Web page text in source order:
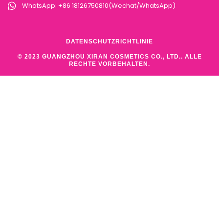
WhatsApp: +86 18126750810(Wechat/WhatsApp)
© 2023 GUANGZHOU XIRAN COSMETICS CO., LTD.. ALLE
RECHTE VORBEHALTEN.
DATENSCHUTZRICHTLINIE